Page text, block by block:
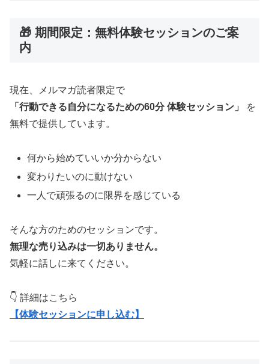
🎁 期間限定：無料体験セッションのご案
内
現在、メルマガ読者限定で
「行動できる自分になるための60分 体験セッション」
を
無料で提供しています。
何から始めていいか分からない
変わりたいのに動けない
一人で頑張るのに限界を感じている
そんな方のためのセッションです。
無理な売り込みは一切ありません。
気軽に話しに来てください。
👇 詳細はこちら
【体験セッションに申し込む】